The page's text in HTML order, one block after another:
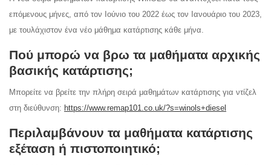
επόμενους μήνες, από τον Ιούνιο του 2022 έως τον Ιανουάριο του 2023
με τουλάχιστον ένα νέο μάθημα κατάρτισης κάθε μήνα.
Πού μπορώ να βρω τα μαθήματα αρχικής
βασικής κατάρτισης;
Μπορείτε να βρείτε την πλήρη σειρά μαθημάτων κατάρτισης για ντίζελ
στη διεύθυνση: https://www.remap101.co.uk/?s=winols+diesel
Περιλαμβάνουν τα μαθήματα κατάρτισης
εξέταση ή πιστοποιητικό;